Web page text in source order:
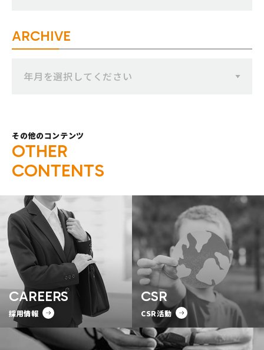
ARCHIVE
年月を選択してください
その他のコンテンツ
OTHER
CONTENTS
CAREERS
採用情報
CSR
CSR活動